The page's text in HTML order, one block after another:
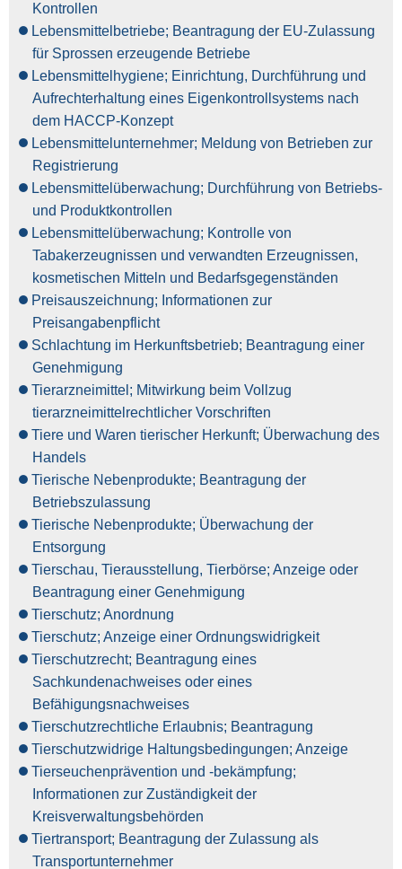
Kontrollen
Lebensmittelbetriebe; Beantragung der EU-Zulassung
für Sprossen erzeugende Betriebe
Lebensmittelhygiene; Einrichtung, Durchführung und
Aufrechterhaltung eines Eigenkontrollsystems nach
dem HACCP-Konzept
Lebensmittelunternehmer; Meldung von Betrieben zur
Registrierung
Lebensmittelüberwachung; Durchführung von Betriebs-
und Produktkontrollen
Lebensmittelüberwachung; Kontrolle von
Tabakerzeugnissen und verwandten Erzeugnissen,
kosmetischen Mitteln und Bedarfsgegenständen
Preisauszeichnung; Informationen zur
Preisangabenpflicht
Schlachtung im Herkunftsbetrieb; Beantragung einer
Genehmigung
Tierarzneimittel; Mitwirkung beim Vollzug
tierarzneimittelrechtlicher Vorschriften
Tiere und Waren tierischer Herkunft; Überwachung des
Handels
Tierische Nebenprodukte; Beantragung der
Betriebszulassung
Tierische Nebenprodukte; Überwachung der
Entsorgung
Tierschau, Tierausstellung, Tierbörse; Anzeige oder
Beantragung einer Genehmigung
Tierschutz; Anordnung
Tierschutz; Anzeige einer Ordnungswidrigkeit
Tierschutzrecht; Beantragung eines
Sachkundenachweises oder eines
Befähigungsnachweises
Tierschutzrechtliche Erlaubnis; Beantragung
Tierschutzwidrige Haltungsbedingungen; Anzeige
Tierseuchenprävention und -bekämpfung;
Informationen zur Zuständigkeit der
Kreisverwaltungsbehörden
Tiertransport; Beantragung der Zulassung als
Transportunternehmer